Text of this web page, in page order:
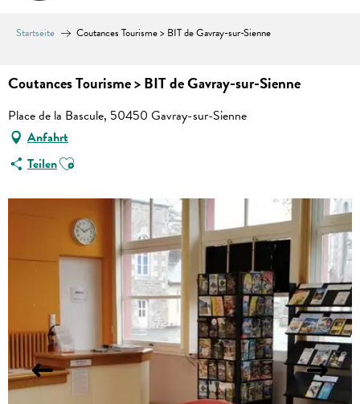
Startseite Coutances Tourisme > BIT de Gavray-sur-Sienne
Coutances Tourisme > BIT de Gavray-sur-Sienne
Place de la Bascule, 50450 Gavray-sur-Sienne
Anfahrt
TeilenAjouter aux favoris